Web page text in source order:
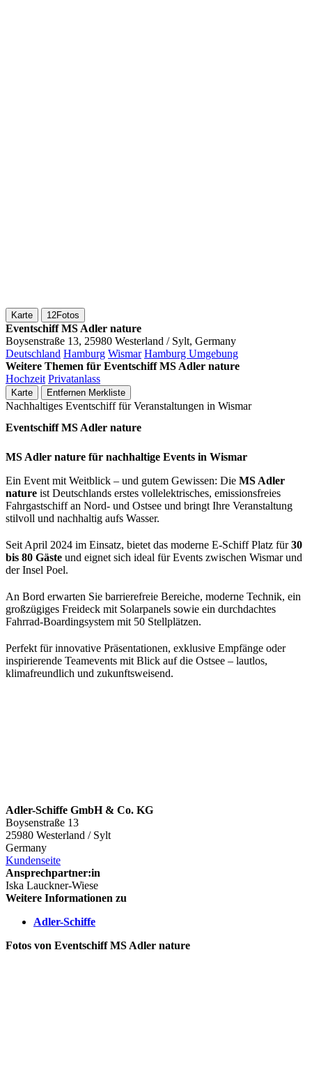
Karte 12Fotos
Eventschiff MS Adler nature
Boysenstraße 13, 25980 Westerland / Sylt, Germany
Deutschland Hamburg Wismar Hamburg Umgebung
Weitere Themen für Eventschiff MS Adler nature
Hochzeit Privatanlass
Karte Entfernen Merkliste
Nachhaltiges Eventschiff für Veranstaltungen in Wismar
Eventschiff MS Adler nature
MS Adler nature für nachhaltige Events in Wismar
Ein Event mit Weitblick – und gutem Gewissen: Die MS Adler
nature ist Deutschlands erstes vollelektrisches, emissionsfreies
Fahrgastschiff an Nord- und Ostsee und bringt Ihre Veranstaltung
stilvoll und nachhaltig aufs Wasser.
Seit April 2024 im Einsatz, bietet das moderne E-Schiff Platz für30
bis 80 Gäste und eignet sich ideal für Events zwischen Wismar und
der Insel Poel.
An Bord erwarten Sie barrierefreie Bereiche, moderne Technik, ein
großzügiges Freideck mit Solarpanels sowie ein durchdachtes
Fahrrad-Boardingsystem mit 50 Stellplätzen.
Perfekt für innovative Präsentationen, exklusive Empfänge oder
inspirierende Teamevents mit Blick auf die Ostsee – lautlos,
klimafreundlich und zukunftsweisend.
Adler-Schiffe GmbH & Co. KG
Boysenstraße 13
25980 Westerland / Sylt
Germany
Kundenseite
Ansprechpartner:in
Iska Lauckner-Wiese
Weitere Informationen zu
Adler-Schiffe
Fotos von Eventschiff MS Adler nature